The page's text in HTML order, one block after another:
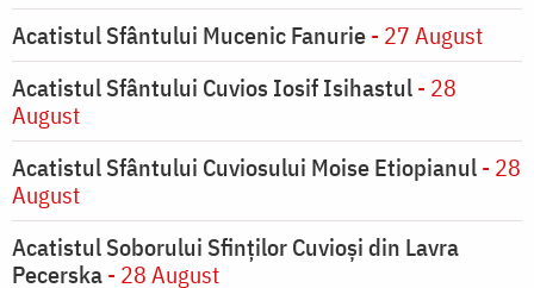
Acatistul Sfântului Mucenic Fanurie- 27 August
Acatistul Sfântului Cuvios Iosif Isihastul- 28
August
Acatistul Sfântului Cuviosului Moise Etiopianul- 28
August
Acatistul Soborului Sfinților Cuvioși din Lavra
Pecerska- 28 August